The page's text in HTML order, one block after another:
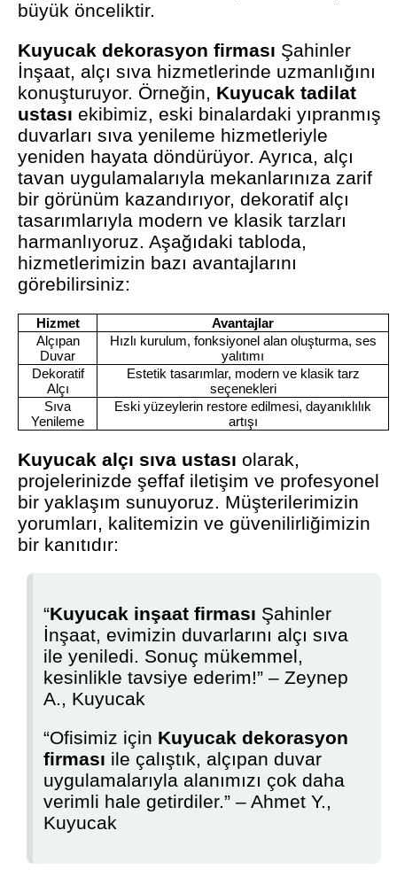
büyük önceliktir.
Kuyucak dekorasyon firması Şahinler
İnşaat, alçı sıva hizmetlerinde uzmanlığını
konuşturuyor. Örneğin, Kuyucak tadilat
ustası ekibimiz, eski binalardaki yıpranmış
duvarları sıva yenileme hizmetleriyle
yeniden hayata döndürüyor. Ayrıca, alçı
tavan uygulamalarıyla mekanlarınıza zarif
bir görünüm kazandırıyor, dekoratif alçı
tasarımlarıyla modern ve klasik tarzları
harmanlıyoruz. Aşağıdaki tabloda,
hizmetlerimizin bazı avantajlarını
görebilirsiniz:
Hizmet
Avantajlar
Alçıpan
Duvar
Hızlı kurulum, fonksiyonel alan oluşturma, ses
yalıtımı
Dekoratif
Alçı
Estetik tasarımlar, modern ve klasik tarz
seçenekleri
Sıva
Yenileme
Eski yüzeylerin restore edilmesi, dayanıklılık
artışı
Kuyucak alçı sıva ustası olarak,
projelerinizde şeffaf iletişim ve profesyonel
bir yaklaşım sunuyoruz. Müşterilerimizin
yorumları, kalitemizin ve güvenilirliğimizin
bir kanıtıdır:
“Kuyucak inşaat firması Şahinler
İnşaat, evimizin duvarlarını alçı sıva
ile yeniledi. Sonuç mükemmel,
kesinlikle tavsiye ederim!” – Zeynep
A., Kuyucak
“Ofisimiz için Kuyucak dekorasyon
firması ile çalıştık, alçıpan duvar
uygulamalarıyla alanımızı çok daha
verimli hale getirdiler.” – Ahmet Y.,
Kuyucak